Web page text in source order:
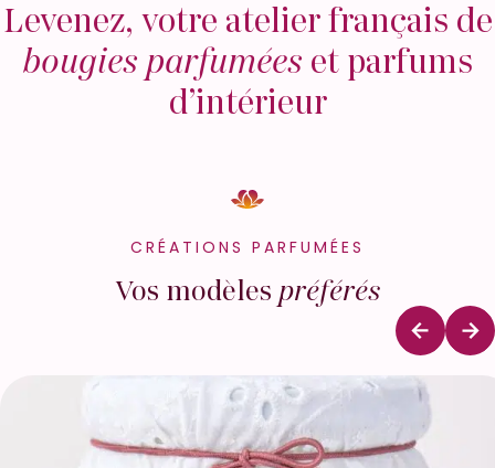
Levenez, votre atelier français de
bougies parfumées et parfums
d’intérieur
CRÉATIONS PARFUMÉES
Vos modèles préférés